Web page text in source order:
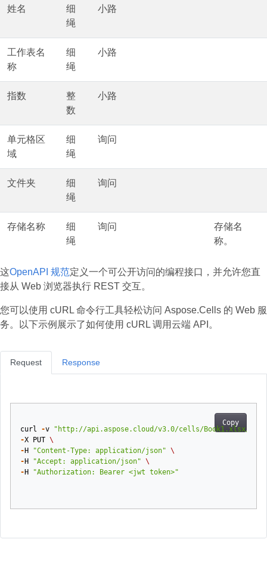
姓名
细
绳
小路
工作表名
称
细
绳
小路
指数
整
数
小路
单元格区
域
细
绳
询问
文件夹
细
绳
询问
存储名称
细
绳
询问
存储名
称。
这OpenAPI 规范定义一个可公开访问的编程接口，并允许您直
接从 Web 浏览器执行 REST 交互。
您可以使用 cURL 命令行工具轻松访问 Aspose.Cells 的 Web 服
务。以下示例展示了如何使用 cURL 调用云端 API。
Request
Copy
curl -v
"http://api.aspose.cloud/v3.0/cells/Book1.xlsx/
-X PUT \
- H "Content-Type: application/json" \
- H "Accept: application/json" \
- H "Authorization: Bearer <jwt token>"
Response